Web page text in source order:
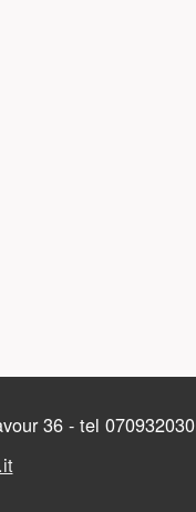
36 - tel 070932030